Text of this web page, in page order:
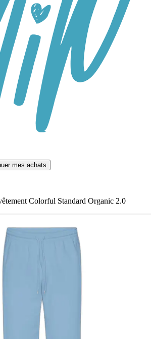
mes achats
Colorful Standard Organic 2.0